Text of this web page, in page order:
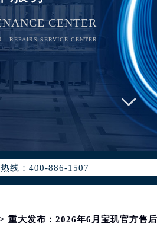
CENTER
- REPAIRS SERVICE CENTER
升级公告
线：400-886-1507
，服务覆盖中国大陆、香港、澳
址：
楼W3座6层602室（需提前预约）
> 重大发布：2026年6月宝玑官方售